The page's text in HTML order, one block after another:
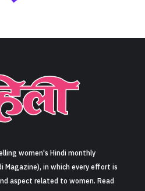
women's Hindi monthly
Magazine), in which every effort is
aspect related to women. Read